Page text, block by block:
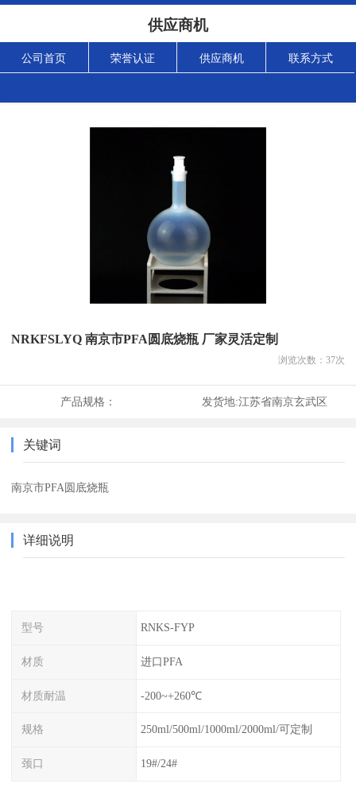
供应商机
公司首页 荣誉认证 供应商机 联系方式
NRKFSLYQ 南京市PFA圆底烧瓶 厂家灵活定制
浏览次数： 37次
产品规格： 发货地:江苏省南京玄武区
关键词
南京市PFA圆底烧瓶
详细说明
型号 RNKS-FYP
材质 进口PFA
材质耐温 -200~+260℃
规格 250ml/500ml/1000ml/2000ml/可定制
颈口 19#/24#